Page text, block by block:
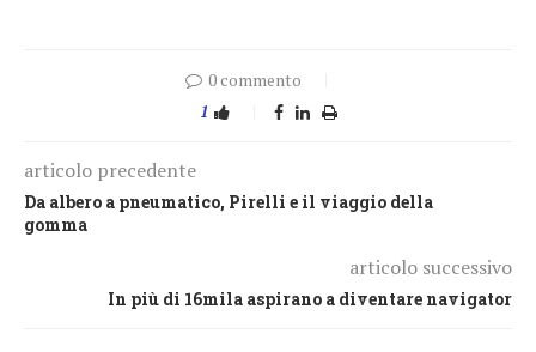
0 commento
1
articolo precedente
Da albero a pneumatico, Pirelli e il viaggio della
gomma
articolo successivo
In più di 16mila aspirano a diventare navigator